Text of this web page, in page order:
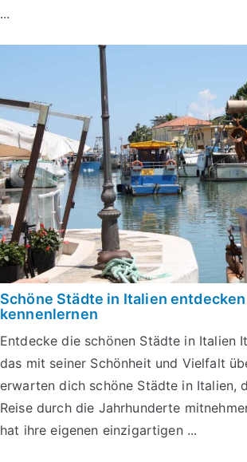
...
Schöne Städte in Italien
kennenlernen
Entdecke die schönen Städte in Italien
das mit seiner Schönheit und Vielfalt
erwarten dich schöne Städte in Italien,
Reise durch die Jahrhunderte
hat ihre eigenen einzigartigen ...